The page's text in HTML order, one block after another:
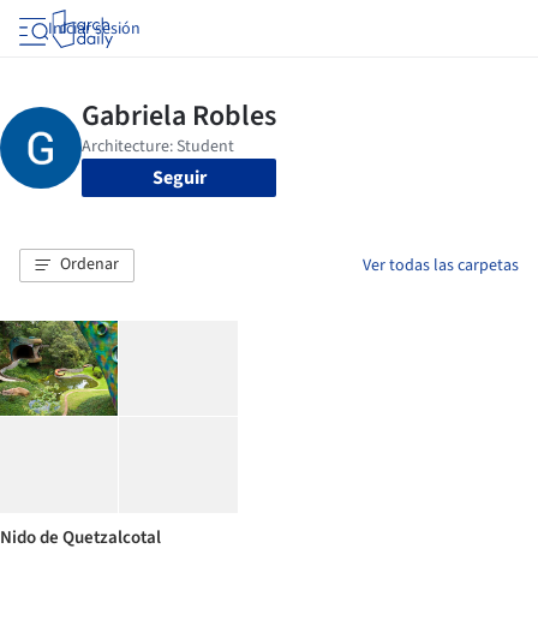
Iniciar sesión
Seguir
Ordenar Ver todas las carpetas
Nido de Quetzalcotal